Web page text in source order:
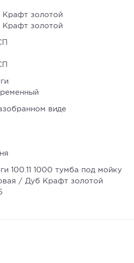
Крафт золотой
Крафт золотой
виде
100.11 1000 тумба под мойку
/ Дуб Крафт золотой